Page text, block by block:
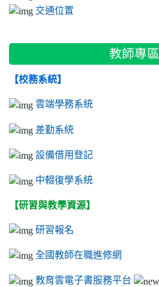
交通位置
教師專區
【校務系統】
雲端學務系統
差勤系統
設備借用登記
中輟復學系統
【研習與教學資源】
研習報名
全國教師在職進修網
教育雲電子書服務平台